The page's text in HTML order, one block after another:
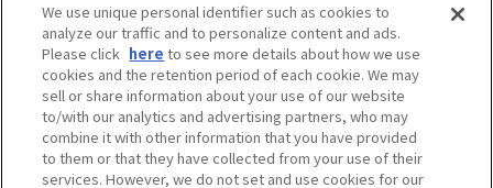
本体色の塗装はMr.サーフェイサー1200 スプレー（徳用）
塗装して下地の色を均一にしてから缶スプレーで塗装！
武装のスイートソードの黄色いエフェクトパーツを水性塗料
で塗装して黄緑色にしました。
We use unique personal identifier such as cookies to
analyze our traffic and to personalize content and ads.
Please click here to see more details about how we use
cookies and the retention period of each cookie. We may
sell or share information about your use of our website
to/with our analytics and advertising partners, who may
combine it with other information that you have provided
to them or that they have collected from your use of their
services. However, we do not set and use cookies for our